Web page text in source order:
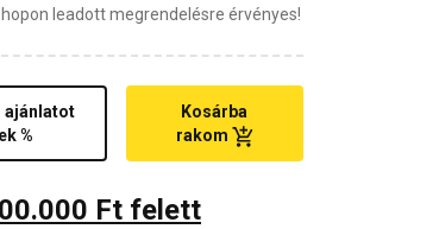
leadott megrendelésre érvényes!
ajánlatot
%
Kosárba
rakom
Ft felett